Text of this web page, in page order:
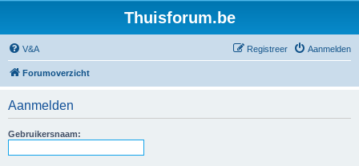
Thuisforum.be
V&A Aanmelden
Registreer
Forumoverzicht
Aanmelden
Gebruikersnaam: